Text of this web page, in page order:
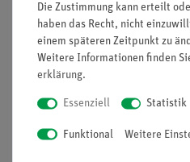
starken Base/Säure entweder
(z.B. reagiert Natriumacetat aus
starker Natronlauge alkalisch).
dieses Experiment
durch die Verwendung von
Die Zustimmung kann erteilt
haben das Recht, nicht
einem späteren Zeitpunkt zu
Weitere Informationen finden
erklärung.
Essenziell Statistik
Funktional Weitere